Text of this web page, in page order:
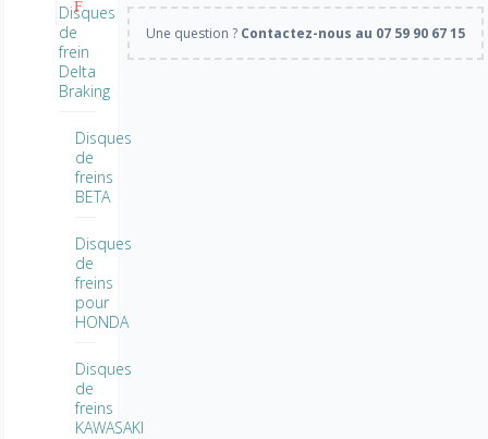
Une question ? Contactez-nous au 07 59 90 67 15
Disques
de
frein
Delta
Braking
Disques
de
freins
BETA
Disques
de
freins
pour
HONDA
Disques
de
freins
KAWASAKI